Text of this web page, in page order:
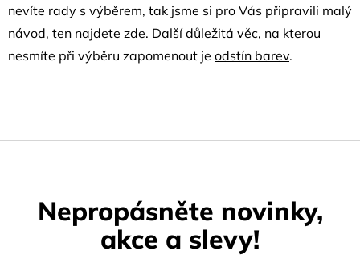
nevíte rady s výběrem, tak jsme si pro Vás připravili malý
návod, ten najdete zde. Další důležitá věc, na kterou
nesmíte při výběru zapomenout je odstín barev.
Nepropásněte novinky,
akce a slevy!